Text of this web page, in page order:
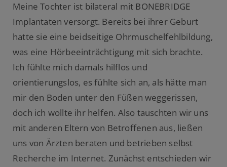
Meine Tochter ist bilateral mit BONEBRIDGE
Implantaten versorgt. Bereits bei ihrer Geburt
hatte sie eine beidseitige Ohrmuschelfehlbildung,
was eine Hörbeeinträchtigung mit sich brachte.
Ich fühlte mich damals hilflos und
orientierungslos, es fühlte sich an, als hätte man
mir den Boden unter den Füßen weggerissen,
doch ich wollte ihr helfen. Also tauschten wir uns
mit anderen Eltern von Betroffenen aus, ließen
uns von Ärzten beraten und betrieben selbst
Recherche im Internet. Zunächst entschieden wir